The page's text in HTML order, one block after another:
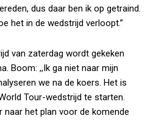
dus daar ben ik op getraind.
het in de wedstrijd verloopt.”
van zaterdag wordt gekeken
Boom: ,,Ik ga niet naar mijn
we na de koers. Het is
Tour-wedstrijd te starten.
naar het plan voor de komende